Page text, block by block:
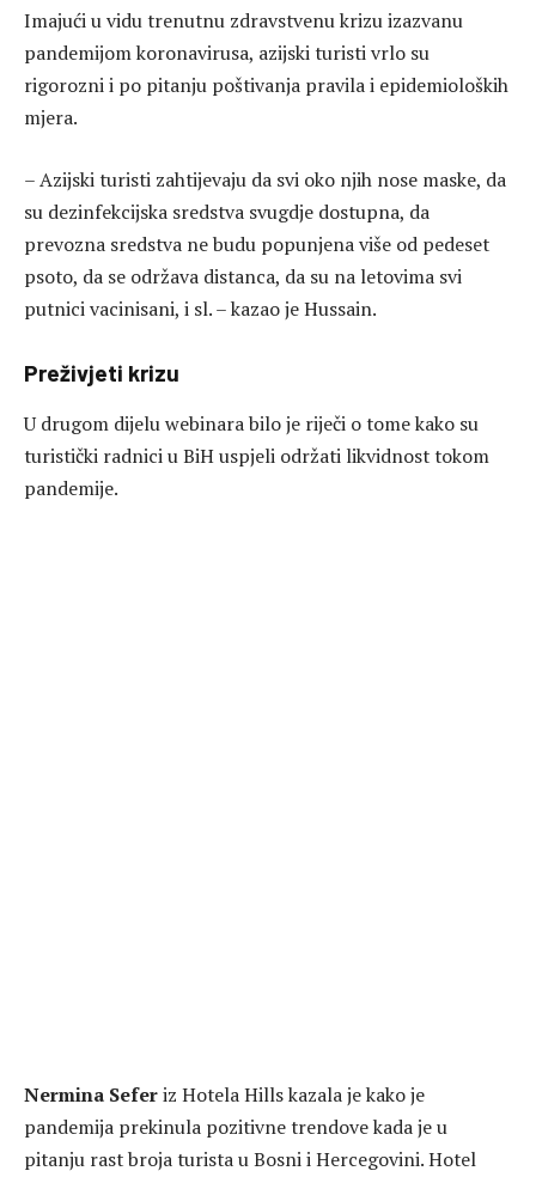
Imajući u vidu trenutnu zdravstvenu krizu izazvanu
pandemijom koronavirusa, azijski turisti vrlo su
rigorozni i po pitanju poštivanja pravila i epidemioloških
mjera.
– Azijski turisti zahtijevaju da svi oko njih nose maske, da
su dezinfekcijska sredstva svugdje dostupna, da
prevozna sredstva ne budu popunjena više od pedeset
psoto, da se održava distanca, da su na letovima svi
putnici vacinisani, i sl. – kazao je Hussain.
Preživjeti krizu
U drugom dijelu webinara bilo je riječi o tome kako su
turistički radnici u BiH uspjeli održati likvidnost tokom
pandemije.
Nermina Seferiz Hotela Hills kazala je kako je
pandemija prekinula pozitivne trendove kada je u
pitanju rast broja turista u Bosni i Hercegovini. Hotel